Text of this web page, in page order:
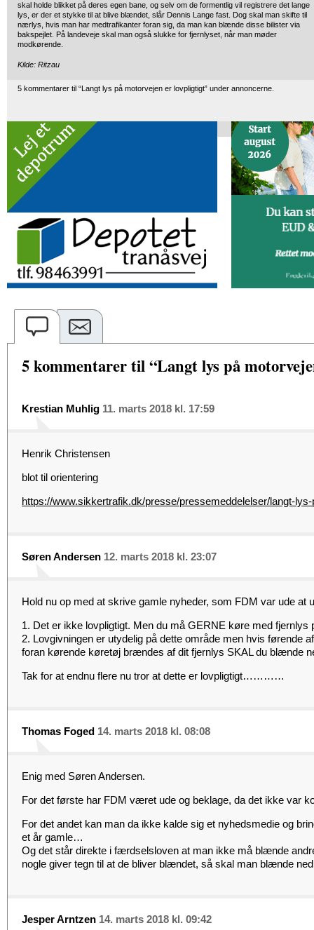
skal holde blikket på deres egen bane, og selv om de formentlig vil registrere det lange
lys, er der et stykke til at blive blændet, slår Dennis Lange fast. Dog skal man skifte til
nærlys, hvis man har medtrafikanter foran sig, da man kan blænde disse bilister via
bakspejlet. På landeveje skal man også slukke for fjernlyset, når man møder
modkørende.
Kilde: Ritzau
5 kommentarer til “Langt lys på motorvejen er lovpligtigt” under annoncerne.
5 kommentarer til “Langt lys på
Krestian Muhlig 11. marts 2018 kl. 17:59
Henrik Christensen
blot til orientering
https://www.sikkertrafik.dk/presse/pressemeddelelser/langt-
Søren Andersen 12. marts 2018 kl. 23:07
Hold nu op med at skrive gamle nyheder, som FDM var ude at
1. Det er ikke lovpligtigt. Men du må GERNE køre med fjernlys
2. Lovgivningen er utydelig på dette område men hvis førende
foran kørende køretøj brændes af dit fjernlys SKAL du blænde
Tak for at endnu flere nu tror at dette er lovpligtigt…………
Thomas Foged 14. marts 2018 kl. 08:08
Enig med Søren Andersen.
For det første har FDM været ude og beklage, da det ikke var
For det andet kan man da ikke kalde sig et nyhedsmedie og
et år gamle…
Og det står direkte i færdselsloven at man ikke må blænde
nogle giver tegn til at de bliver blændet, så skal man blænde
Jesper Arntzen 14. marts 2018 kl. 09:42